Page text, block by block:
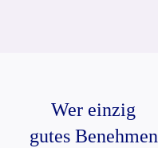
Wer einzig
gutes Benehmen